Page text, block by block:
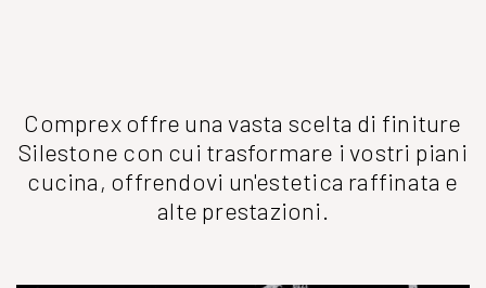
Comprex offre una vasta scelta di finiture
Silestone con cui trasformare i vostri piani
cucina, offrendovi un'estetica raffinata e
alte prestazioni.